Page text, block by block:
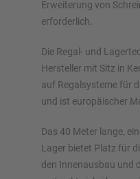
Erweiterung von
erforderlich.
Die Regal- und
Hersteller mit Sitz in
auf Regalsysteme für
und ist europäischer
Das 40 Meter lange,
Lager bietet Platz für
den Innenausbau und
Konfiguratoren –
Jetzt Regal